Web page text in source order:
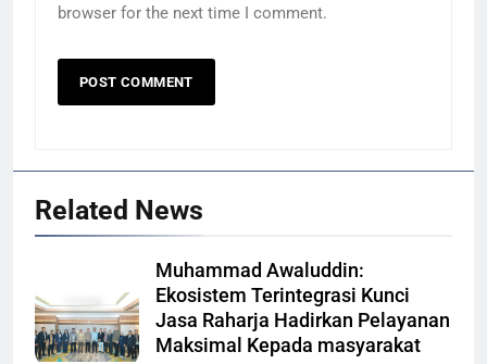
browser for the next time I comment.
Related News
Muhammad Awaluddin:
Ekosistem Terintegrasi Kunci
Jasa Raharja Hadirkan Pelayanan
Maksimal Kepada masyarakat